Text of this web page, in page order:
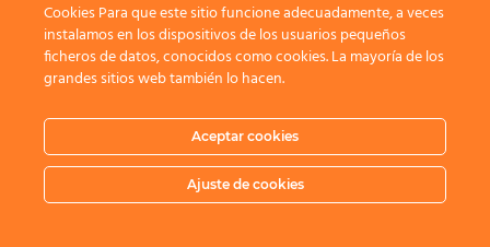
Cookies Para que este sitio funcione adecuadamente, a veces
instalamos en los dispositivos de los usuarios pequeños
ficheros de datos, conocidos como cookies. La mayoría de los
grandes sitios web también lo hacen.
Aceptar cookies
Ajuste de cookies